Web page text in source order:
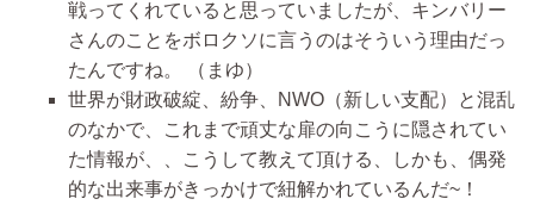
戦ってくれていると思っていましたが、キンバリー
さんのことをボロクソに言うのはそういう理由だっ
たんですね。
（まゆ）
世界が財政破綻、紛争、NWO（新しい支配）と混乱
のなかで、これまで頑丈な扉の向こうに隠されてい
た情報が、、こうして教えて頂ける、しかも、偶発
的な出来事がきっかけで紐解かれているんだ~！